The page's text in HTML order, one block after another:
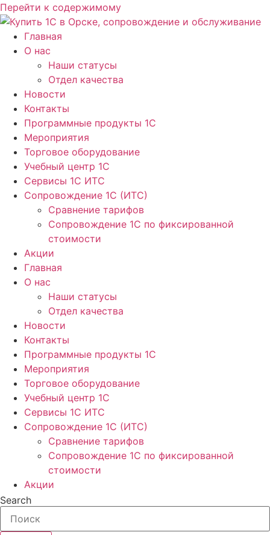
Перейти к содержимому
Главная
О нас
Наши статусы
Отдел качества
Новости
Контакты
Программные продукты 1C
Мероприятия
Торговое оборудование
Учебный центр 1C
Сервисы 1C ИТС
Сопровождение 1С (ИТС)
Сравнение тарифов
Сопровождение 1С по фиксированной
стоимости
Акции
Главная
О нас
Наши статусы
Отдел качества
Новости
Контакты
Программные продукты 1C
Мероприятия
Торговое оборудование
Учебный центр 1C
Сервисы 1C ИТС
Сопровождение 1С (ИТС)
Сравнение тарифов
Сопровождение 1С по фиксированной
стоимости
Акции
Search